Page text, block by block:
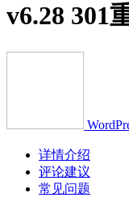
v6.28 301
详情介绍
评论建议
常见问题